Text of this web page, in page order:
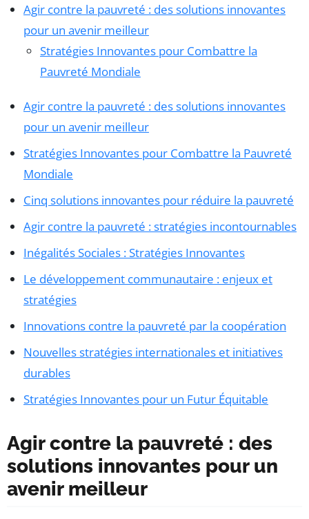
Agir contre la pauvreté : des solutions innovantes
pour un avenir meilleur
Stratégies Innovantes pour Combattre la
Pauvreté Mondiale
Agir contre la pauvreté : des solutions innovantes
pour un avenir meilleur
Stratégies Innovantes pour Combattre la Pauvreté
Mondiale
Cinq solutions innovantes pour réduire la pauvreté
Agir contre la pauvreté : stratégies incontournables
Inégalités Sociales : Stratégies Innovantes
Le développement communautaire : enjeux et
stratégies
Innovations contre la pauvreté par la coopération
Nouvelles stratégies internationales et initiatives
durables
Stratégies Innovantes pour un Futur Équitable
Agir contre la pauvreté : des
solutions innovantes pour un
avenir meilleur